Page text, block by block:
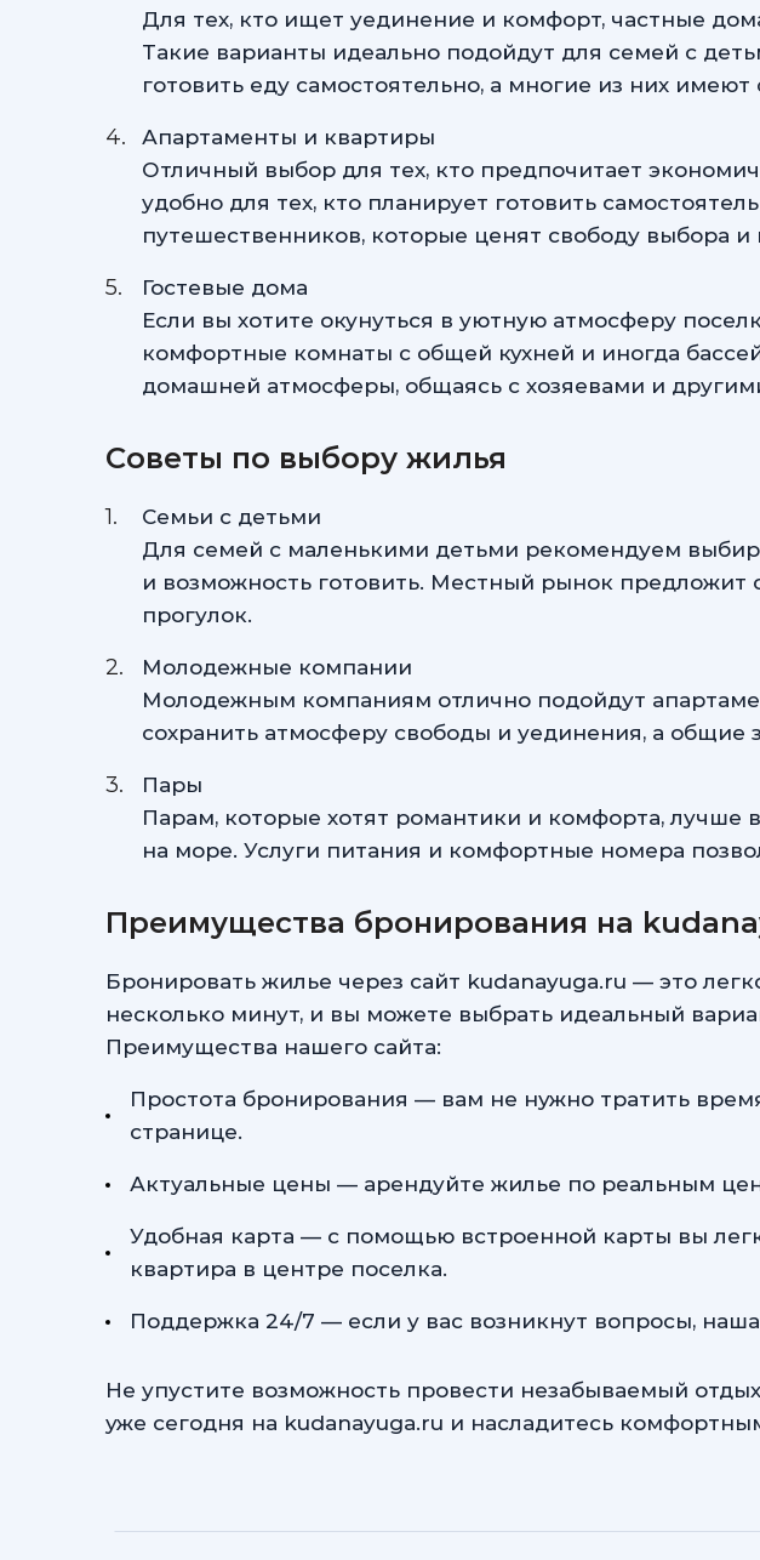
Для тех, кто ищет уединение и комфорт, частные
Такие варианты идеально подойдут для семей с
готовить еду самостоятельно, а многие из них
Апартаменты и квартиры
Отличный выбор для тех, кто предпочитает
удобно для тех, кто планирует готовить
путешественников, которые ценят свободу выбора и
Гостевые дома
Если вы хотите окунуться в уютную атмосферу
комфортные комнаты с общей кухней и иногда
домашней атмосферы, общаясь с хозяевами и
Советы по выбору жилья
Семьи с детьми
Для семей с маленькими детьми рекомендуем
и возможность готовить. Местный рынок предложит
прогулок.
Молодежные компании
Молодежным компаниям отлично подойдут
сохранить атмосферу свободы и уединения, а
Пары
Парам, которые хотят романтики и комфорта, лучше
на море. Услуги питания и комфортные номера
Преимущества бронирования на
Бронировать жилье через сайт kudanayuga.ru — это
несколько минут, и вы можете выбрать идеальный
Преимущества нашего сайта:
Простота бронирования — вам не нужно тратить
странице.
Актуальные цены — арендуйте жилье по реальным
Удобная карта — с помощью встроенной карты вы
квартира в центре поселка.
Поддержка 24/7 — если у вас возникнут вопросы,
Не упустите возможность провести незабываемый
уже сегодня на kudanayuga.ru и насладитесь